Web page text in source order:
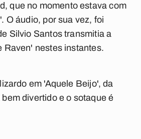
que no momento estava com
O áudio, por sua vez, foi
Silvio Santos transmitia a
Raven' nestes instantes.
em 'Aquele Beijo', da
divertido e o sotaque é